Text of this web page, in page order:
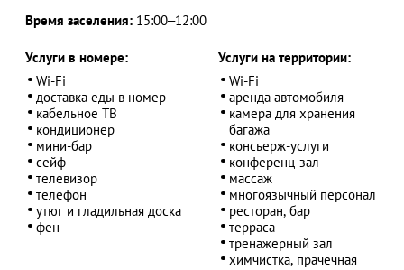
Время заселения: 15:00–12:00
Услуги в номере:
Wi-Fi
доставка еды в номер
кабельное ТВ
кондиционер
мини-бар
сейф
телевизор
телефон
утюг и гладильная доска
фен
Услуги на территории:
Wi-Fi
аренда автомобиля
камера для хранения
багажа
консьерж-услуги
конференц-зал
массаж
многоязычный персонал
ресторан, бар
терраса
тренажерный зал
химчистка, прачечная